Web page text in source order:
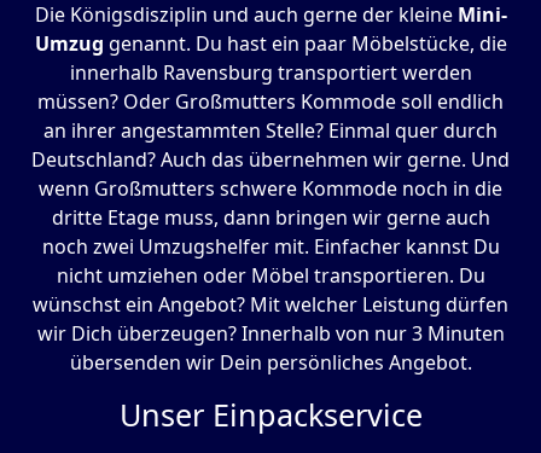
Die Königsdisziplin und auch gerne der kleine Mini-
Umzug genannt. Du hast ein paar Möbelstücke, die
innerhalb Ravensburg transportiert werden
müssen? Oder Großmutters Kommode soll endlich
an ihrer angestammten Stelle? Einmal quer durch
Deutschland? Auch das übernehmen wir gerne. Und
wenn Großmutters schwere Kommode noch in die
dritte Etage muss, dann bringen wir gerne auch
noch zwei Umzugshelfer mit. Einfacher kannst Du
nicht umziehen oder Möbel transportieren. Du
wünschst ein Angebot? Mit welcher Leistung dürfen
wir Dich überzeugen? Innerhalb von nur 3 Minuten
übersenden wir Dein persönliches Angebot.
Unser Einpackservice